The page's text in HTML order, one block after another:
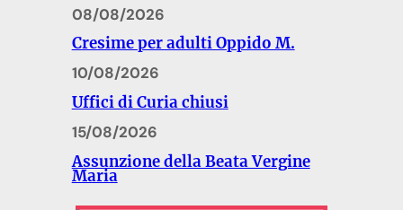
08/08/2026
Cresime per adulti Oppido M.
10/08/2026
Uffici di Curia chiusi
15/08/2026
Assunzione della Beata Vergine
Maria